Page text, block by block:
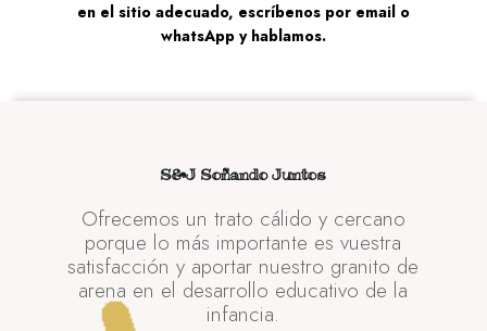
en el sitio adecuado, escríbenos por email o
whatsApp y hablamos.
S&J Soñando Juntos
Ofrecemos un trato cálido y cercano
porque lo más importante es vuestra
satisfacción y aportar nuestro granito de
arena en el desarrollo educativo de la
infancia.